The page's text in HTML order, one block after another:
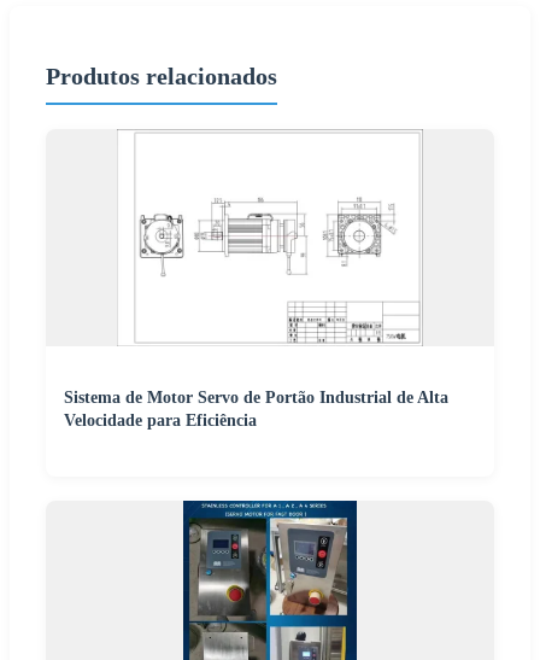
Produtos relacionados
Sistema de Motor Servo de Portão Industrial de Alta
Velocidade para Eficiência